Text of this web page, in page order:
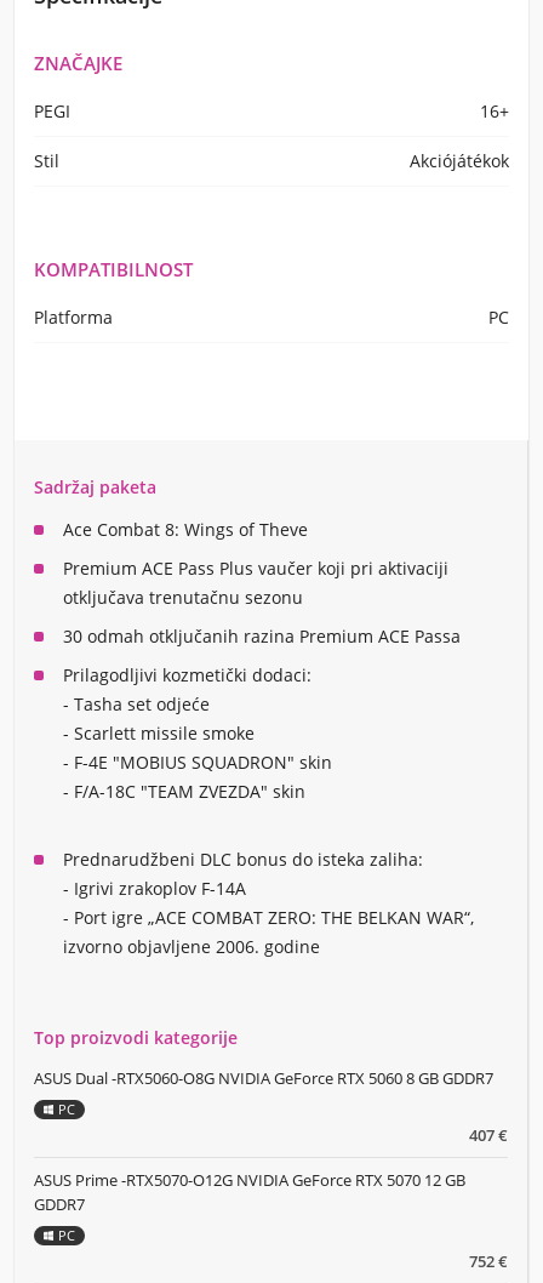
ZNAČAJKE
PEGI 16+
Stil Akciójátékok
KOMPATIBILNOST
Platforma PC
Sadržaj paketa
Ace Combat 8: Wings of Theve
Premium ACE Pass Plus vaučer koji pri aktivaciji
otključava trenutačnu sezonu
30 odmah otključanih razina Premium ACE Passa
Prilagodljivi kozmetički dodaci:
- Tasha set odjeće
- Scarlett missile smoke
- F-4E "MOBIUS SQUADRON" skin
- F/A-18C "TEAM ZVEZDA" skin
Prednarudžbeni DLC bonus do isteka zaliha:
- Igrivi zrakoplov F-14A
- Port igre „ACE COMBAT ZERO: THE BELKAN WAR“,
izvorno objavljene 2006. godine
Top proizvodi kategorije
407 €
ASUS Dual -RTX5060-O8G NVIDIA GeForce RTX 5060 8 GB GDDR7
PC
752 €
ASUS Prime -RTX5070-O12G NVIDIA GeForce RTX 5070 12 GB
GDDR7
PC